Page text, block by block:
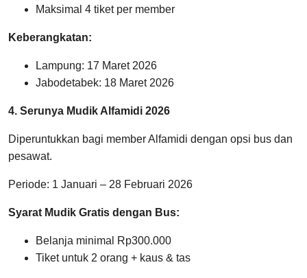
Maksimal 4 tiket per member
Keberangkatan:
Lampung: 17 Maret 2026
Jabodetabek: 18 Maret 2026
4. Serunya Mudik Alfamidi 2026
Diperuntukkan bagi member Alfamidi dengan opsi bus dan
pesawat.
Periode: 1 Januari – 28 Februari 2026
Syarat Mudik Gratis dengan Bus:
Belanja minimal Rp300.000
Tiket untuk 2 orang + kaus & tas